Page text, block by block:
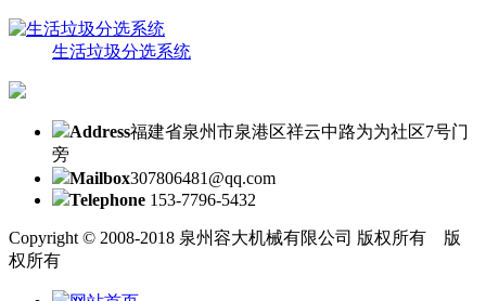
生活垃圾分选系统
Address福建省泉州市泉港区祥云中路为为社区7号门
旁
Mailbox307806481@qq.com
Telephone 153-7796-5432
Copyright © 2008-2018 泉州容大机械有限公司 版权所有 版
权所有